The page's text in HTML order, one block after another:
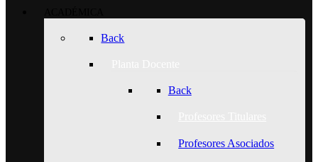
Back
Back
Profesores Asociados